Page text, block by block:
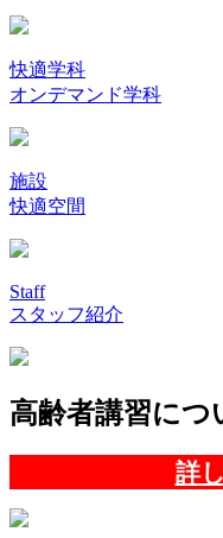
快適学科
オンデマンド学科
施設
快適空間
Staff
スタッフ紹介
高齢者講習につ
詳